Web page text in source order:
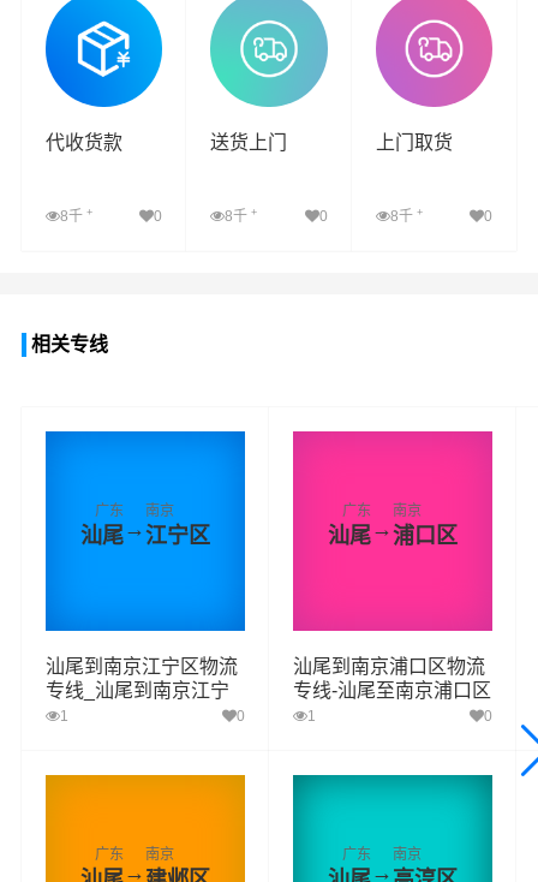
代收货款
8千 + 0
送货上门
8千+ 0
上门取货
8千 + 0
相关专线
广东
汕尾→
南京
江宁区
汕尾到南京江宁区物流
专线_汕尾到南京江宁
区货运专线公司
1 0
广东
汕尾→
南京
浦口区
汕尾到南京浦口区物流
专线-汕尾至南京浦口区
物流公司
1 0
广东
→
南京 广东
→
南京